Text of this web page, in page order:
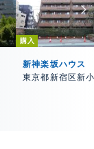
購入
新神楽坂ハウス
東京都新宿区新